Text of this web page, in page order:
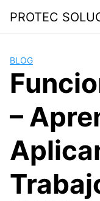
PROTEC
BLOG
–